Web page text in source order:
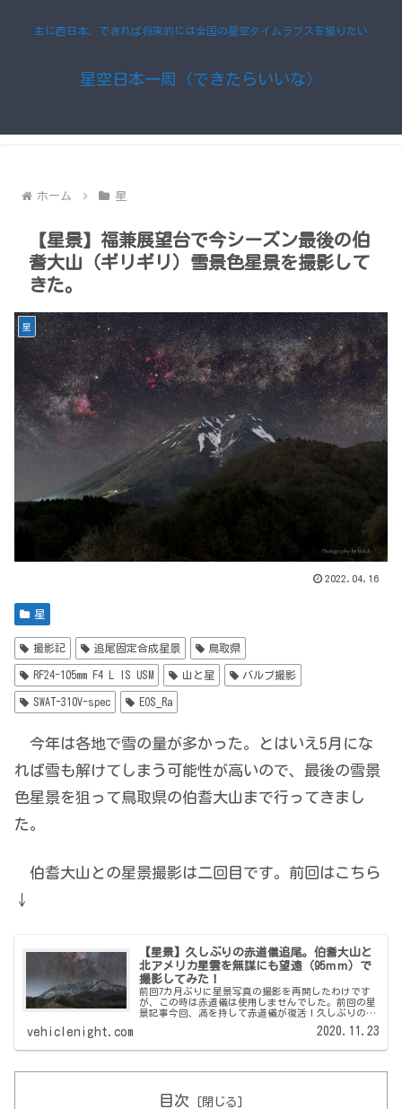
主に西日本、できれば将来的には全国の星空タイムラプスを撮りたい
星空日本一周（できたらいいな）
ホーム 星
【星景】福兼展望台で今シーズン最後の伯
耆大山（ギリギリ）雪景色星景を撮影して
きた。
星
2022.04.16
星
撮影記 追尾固定合成星景 鳥取県
RF24-105mm F4 L IS USM 山と星 バルブ撮影
SWAT-310V-spec EOS_Ra
今年は各地で雪の量が多かった。とはいえ5月にな
れば雪も解けてしまう可能性が高いので、最後の雪景
色星景を狙って鳥取県の伯耆大山まで行ってきまし
た。
伯耆大山との星景撮影は二回目です。前回はこちら
↓
【星景】久しぶりの赤道儀追尾。伯耆大山と
北アメリカ星雲を無謀にも望遠（95ｍｍ）で
撮影してみた！
前回7カ月ぶりに星景写真の撮影を再開したわけです
が、この時は赤道儀は使用しませんでした。前回の星
景記事今回、満を持して赤道儀が復活！久しぶりの追
尾撮影に四苦八苦しながら撮影してきましたので紹介
します。赤道儀の使用について基本的には、焦点距
vehiclenight.com 2020.11.23
目次